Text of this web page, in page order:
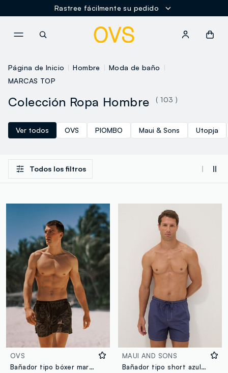
Rastree fácilmente su pedido
Página de Inicio Hombre
Moda de baño
MARCAS TOP
Colección Ropa Hombre ( 103 )
Ver todos OVS PIOMBO Maui & Sons Utopja
Todos los filtros
OVS
Bañador tipo bóxer marrón con estampado all over
MAUI AND SONS
Bañador tipo short azul con cordón en la cintura